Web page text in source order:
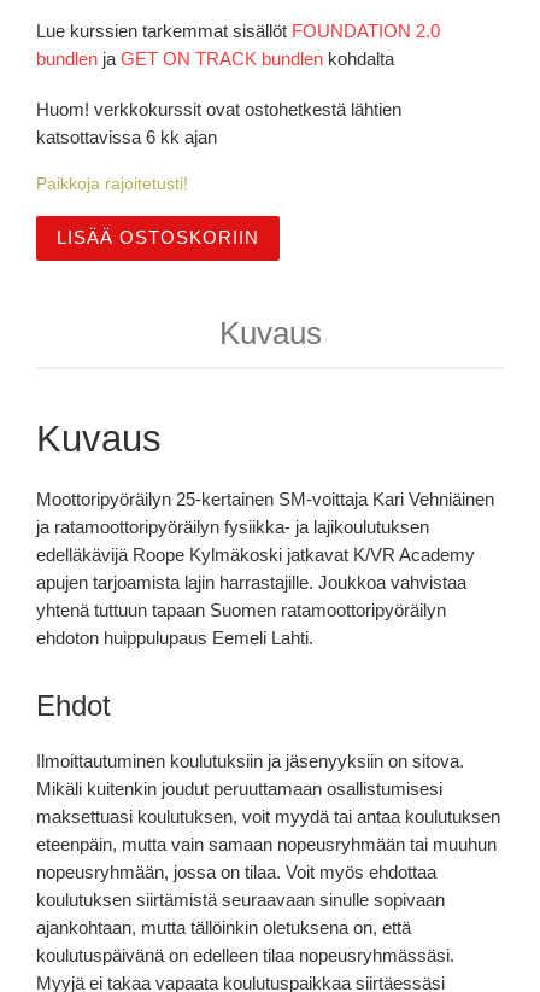
Lue kurssien tarkemmat sisällöt FOUNDATION 2.0
bundlen ja GET ON TRACK bundlen kohdalta
Huom! verkkokurssit ovat ostohetkestä lähtien
katsottavissa 6 kk ajan
Paikkoja rajoitetusti!
K/VR verkkokurssikokonaisuus: GRIP IT AND RIP IT
LISÄÄ OSTOSKORIIN
Kuvaus
Kuvaus
Moottoripyöräilyn 25-kertainen SM-voittaja Kari Vehniäinen
ja ratamoottoripyöräilyn fysiikka- ja lajikoulutuksen
edelläkävijä Roope Kylmäkoski jatkavat K/VR Academy
apujen tarjoamista lajin harrastajille. Joukkoa vahvistaa
yhtenä tuttuun tapaan Suomen ratamoottoripyöräilyn
ehdoton huippulupaus Eemeli Lahti.
Ehdot
Ilmoittautuminen koulutuksiin ja jäsenyyksiin on sitova.
Mikäli kuitenkin joudut peruuttamaan osallistumisesi
maksettuasi koulutuksen, voit myydä tai antaa koulutuksen
eteenpäin, mutta vain samaan nopeusryhmään tai muuhun
nopeusryhmään, jossa on tilaa. Voit myös ehdottaa
koulutuksen siirtämistä seuraavaan sinulle sopivaan
ajankohtaan, mutta tällöinkin oletuksena on, että
koulutuspäivänä on edelleen tilaa nopeusryhmässäsi.
Myyjä ei takaa vapaata koulutuspaikkaa siirtäessäsi